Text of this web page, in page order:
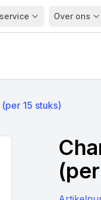
Over ons
15 stuks)